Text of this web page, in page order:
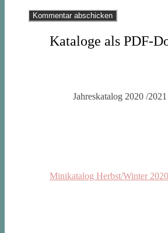
Kataloge als PDF-
Jahreskatalog 2020 /2021
Minikatalog Herbst/Winter 2020